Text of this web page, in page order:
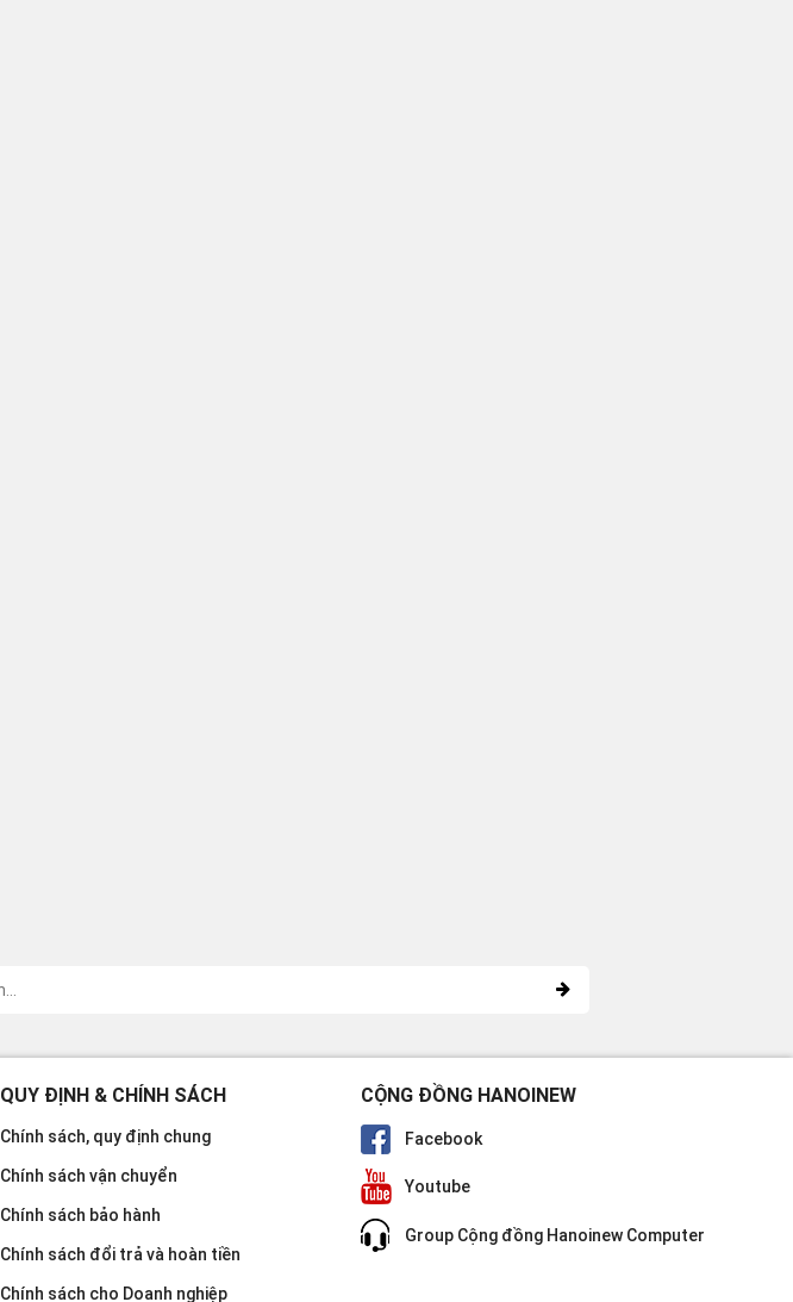
QUY ĐỊNH & CHÍNH SÁCH
Chính sách, quy định chung
Chính sách vận chuyển
Chính sách bảo hành
Chính sách đổi trả và hoàn tiền
Chính sách cho Doanh nghiệp
CỘNG ĐỒNG HANOINEW
Facebook
Youtube
Group Cộng đồng Hanoinew Computer